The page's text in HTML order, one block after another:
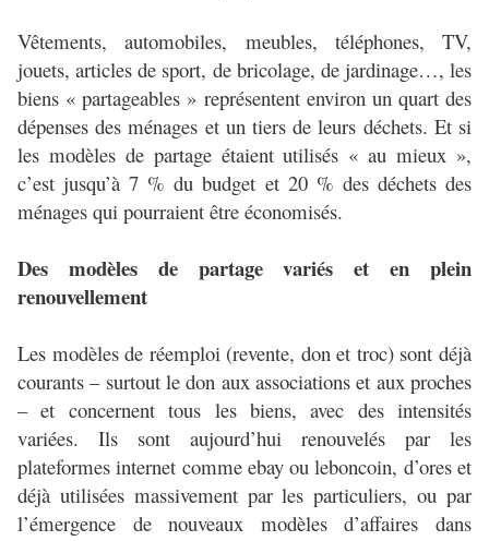
Vêtements, automobiles, meubles, téléphones, TV,
jouets, articles de sport, de bricolage, de jardinage…, les
biens « partageables » représentent environ un quart des
dépenses des ménages et un tiers de leurs déchets. Et si
les modèles de partage étaient utilisés « au mieux »,
c’est jusqu’à 7 % du budget et 20 % des déchets des
ménages qui pourraient être économisés.
Des modèles de partage variés et en plein
renouvellement
Les modèles de réemploi (revente, don et troc) sont déjà
courants – surtout le don aux associations et aux proches
– et concernent tous les biens, avec des intensités
variées. Ils sont aujourd’hui renouvelés par les
plateformes internet comme ebay ou leboncoin, d’ores et
déjà utilisées massivement par les particuliers, ou par
l’émergence de nouveaux modèles d’affaires dans